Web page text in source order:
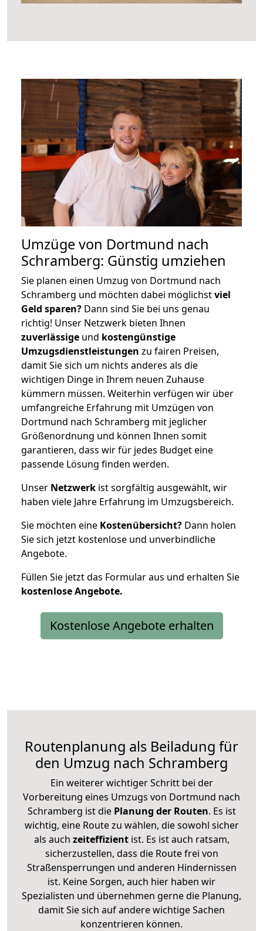
Umzüge von Dortmund nach
Schramberg: Günstig umziehen
Sie planen einen Umzug von Dortmund nach
Schramberg und möchten dabei möglichstviel
Geld sparen? Dann sind Sie bei uns genau
richtig! Unser Netzwerk bieten Ihnen
zuverlässige und kostengünstige
Umzugsdienstleistungen zu fairen Preisen,
damit Sie sich um nichts anderes als die
wichtigen Dinge in Ihrem neuen Zuhause
kümmern müssen. Weiterhin verfügen wir über
umfangreiche Erfahrung mit Umzügen von
Dortmund nach Schramberg mit jeglicher
Größenordnung und können Ihnen somit
garantieren, dass wir für jedes Budget eine
passende Lösung finden werden.
Unser Netzwerk ist sorgfältig ausgewählt, wir
haben viele Jahre Erfahrung im Umzugsbereich.
Sie möchten eine Kostenübersicht? Dann holen
Sie sich jetzt kostenlose und unverbindliche
Angebote.
Füllen Sie jetzt das Formular aus und erhalten Sie
kostenloseAngebote.
Kostenlose Angebote erhalten
Routenplanung als Beiladung für
den Umzug nach Schramberg
Ein weiterer wichtiger Schritt bei der
Vorbereitung eines Umzugs von Dortmund nach
Schramberg ist diePlanung der Routen. Es ist
wichtig, eine Route zu wählen, die sowohl sicher
als auch zeiteffizientist. Es ist auch ratsam,
sicherzustellen, dass die Route frei von
Straßensperrungen und anderen Hindernissen
ist. Keine Sorgen, auch hier haben wir
Spezialisten und übernehmen gerne die Planung,
damit Sie sich auf andere wichtige Sachen
konzentrieren können.